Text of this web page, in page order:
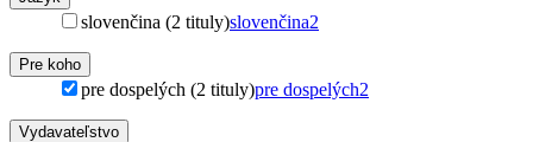
slovenčina (2 tituly)slovenčina2
Pre koho
pre dospelých (2 tituly)pre dospelých2
Vydavateľstvo